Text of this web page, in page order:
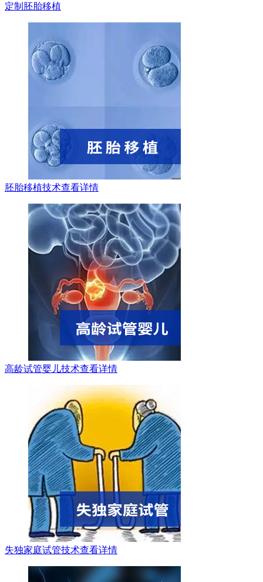
定制 胚胎移植
胚胎移植技术查看详情
高龄试管婴儿技术查看详情
失独家庭试管技术查看详情